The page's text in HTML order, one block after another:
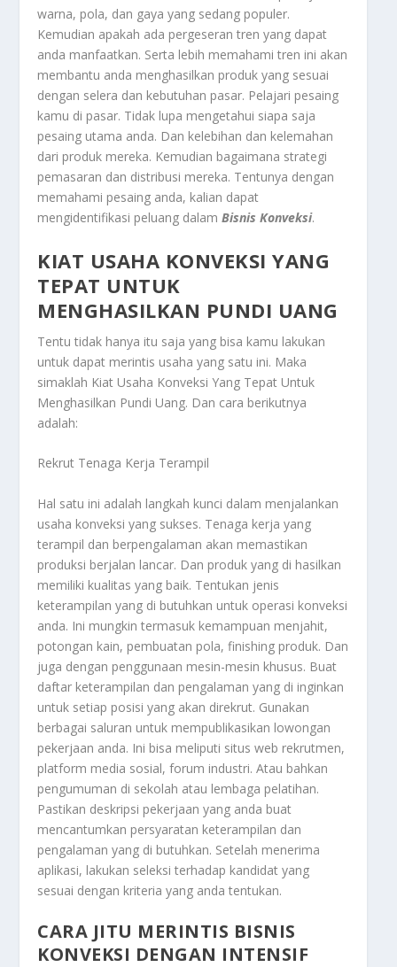
warna, pola, dan gaya yang sedang populer.
Kemudian apakah ada pergeseran tren yang dapat
anda manfaatkan. Serta lebih memahami tren ini akan
membantu anda menghasilkan produk yang sesuai
dengan selera dan kebutuhan pasar. Pelajari pesaing
kamu di pasar. Tidak lupa mengetahui siapa saja
pesaing utama anda. Dan kelebihan dan kelemahan
dari produk mereka. Kemudian bagaimana strategi
pemasaran dan distribusi mereka. Tentunya dengan
memahami pesaing anda, kalian dapat
mengidentifikasi peluang dalamBisnis Konveksi.
KIAT USAHA KONVEKSI YANG
TEPAT UNTUK
MENGHASILKAN PUNDI UANG
Tentu tidak hanya itu saja yang bisa kamu lakukan
untuk dapat merintis usaha yang satu ini. Maka
simaklah Kiat Usaha Konveksi Yang Tepat Untuk
Menghasilkan Pundi Uang. Dan cara berikutnya
adalah:
Rekrut Tenaga Kerja Terampil
Hal satu ini adalah langkah kunci dalam menjalankan
usaha konveksi yang sukses. Tenaga kerja yang
terampil dan berpengalaman akan memastikan
produksi berjalan lancar. Dan produk yang di hasilkan
memiliki kualitas yang baik. Tentukan jenis
keterampilan yang di butuhkan untuk operasi konveksi
anda. Ini mungkin termasuk kemampuan menjahit,
potongan kain, pembuatan pola, finishing produk. Dan
juga dengan penggunaan mesin-mesin khusus. Buat
daftar keterampilan dan pengalaman yang di inginkan
untuk setiap posisi yang akan direkrut. Gunakan
berbagai saluran untuk mempublikasikan lowongan
pekerjaan anda. Ini bisa meliputi situs web rekrutmen,
platform media sosial, forum industri. Atau bahkan
pengumuman di sekolah atau lembaga pelatihan.
Pastikan deskripsi pekerjaan yang anda buat
mencantumkan persyaratan keterampilan dan
pengalaman yang di butuhkan. Setelah menerima
aplikasi, lakukan seleksi terhadap kandidat yang
sesuai dengan kriteria yang anda tentukan.
CARA JITU MERINTIS BISNIS
KONVEKSI DENGAN INTENSIF